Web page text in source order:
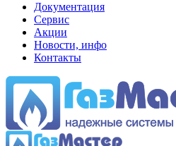
Документация
Сервис
Акции
Новости, инфо
Контакты